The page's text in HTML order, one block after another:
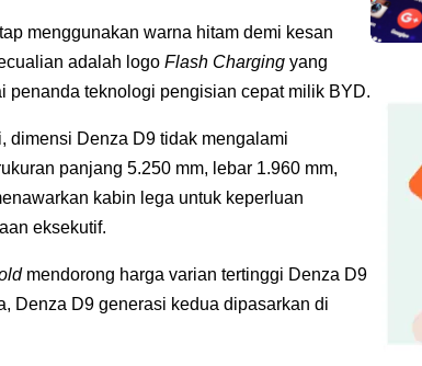
menggunakan warna hitam demi kesan
adalah logo Flash Charging yang
penanda teknologi pengisian cepat milik BYD.
dimensi Denza D9 tidak mengalami
panjang 5.250 mm, lebar 1.960 mm,
kabin lega untuk keperluan
eksekutif.
mendorong harga varian tertinggi Denza D9
Denza D9 generasi kedua dipasarkan di